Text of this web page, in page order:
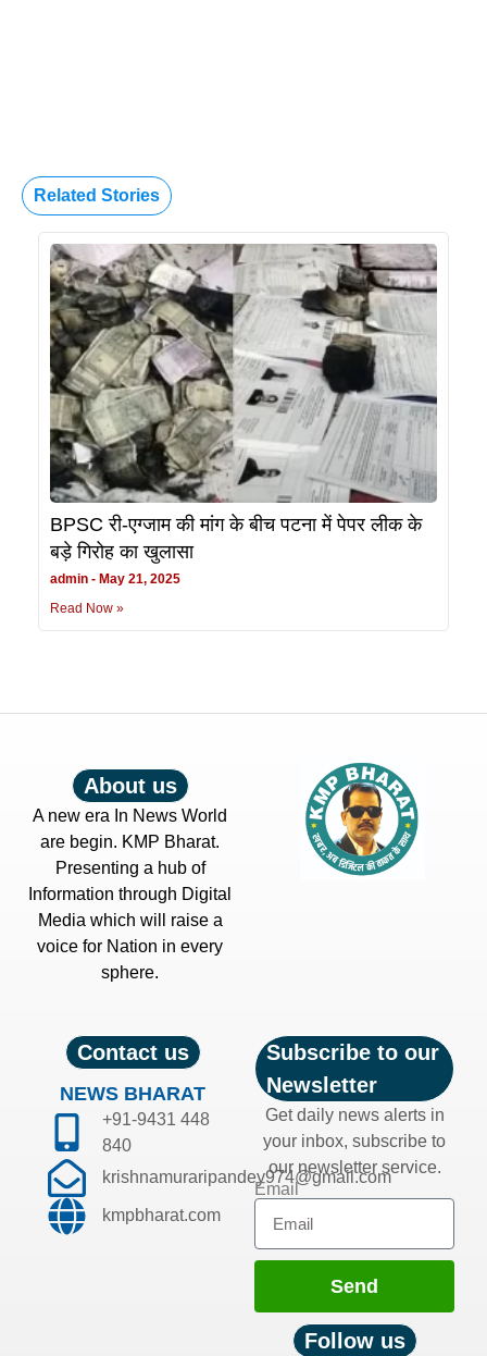
Related Stories
BPSC री-एग्जाम की मांग के बीच पटना में पेपर लीक के
बड़े गिरोह का खुलासा
admin
May 21, 2025
Read Now »
About us
A new era In News World
are begin. KMP Bharat.
Presenting a hub of
Information through Digital
Media which will raise a
voice for Nation in every
sphere.
Contact us
NEWS BHARAT
+91-9431 448
840
krishnamuraripandey974@gmail.com
kmpbharat.com
Subscribe to our
Newsletter
Get daily news alerts in
your inbox, subscribe to
our newsletter service.
Email
Send
Follow us